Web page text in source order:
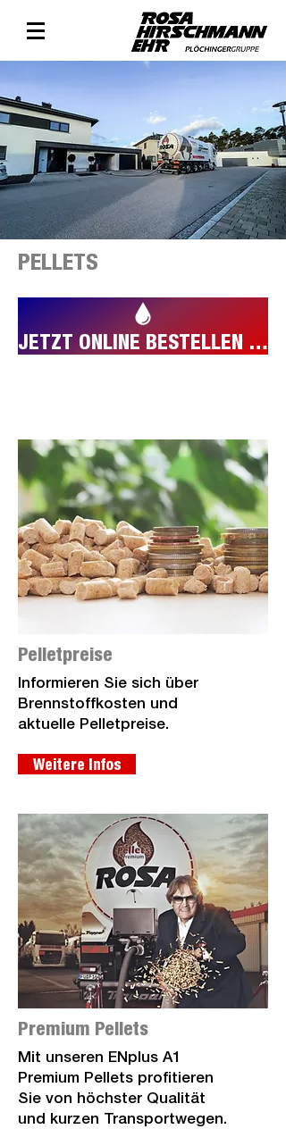
PELLETS
JETZT ONLINE BESTELLEN - HIER KLICKEN, UM DEN PREISRECHNER ZU ÖFFNEN
Pelletpreise
Informieren Sie sich über
Brennstoffkosten und
aktuelle Pelletpreise.
Weitere Infos
Premium Pellets
Mit unseren ENplus A1
Premium Pellets profitieren
Sie von höchster Qualität
und kurzen Transportwegen.